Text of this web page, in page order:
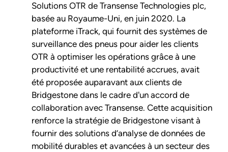
Solutions OTR de Transense Technologies plc,
basée au Royaume-Uni, en juin 2020. La
plateforme iTrack, qui fournit des systèmes de
surveillance des pneus pour aider les clients
OTR à optimiser les opérations grâce à une
productivité et une rentabilité accrues, avait
été proposée auparavant aux clients de
Bridgestone dans le cadre d'un accord de
collaboration avec Transense. Cette acquisition
renforce la stratégie de Bridgestone visant à
fournir des solutions d’analyse de données de
mobilité durables et avancées à un secteur des